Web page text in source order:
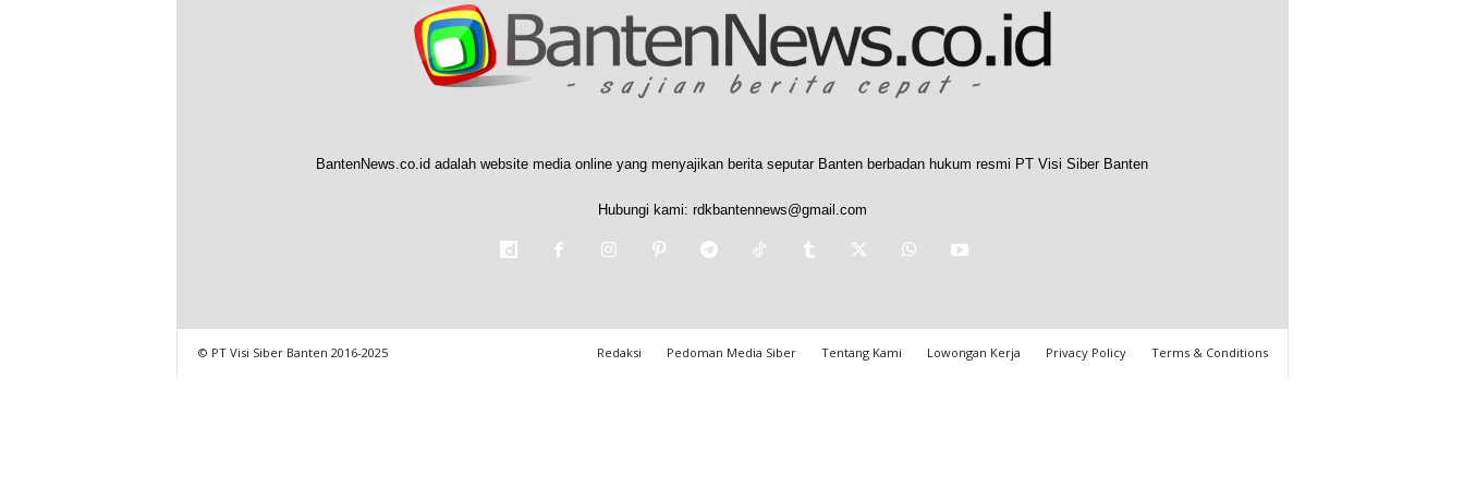
BantenNews.co.id adalah website media online yang menyajikan berita seputar Banten berbadan hukum resmi PT Visi Siber Banten
Hubungi kami: rdkbantennews@gmail.com
Redaksi Pedoman Media Siber Tentang Kami Lowongan Kerja Privacy Policy Terms & Conditions
© PT Visi Siber Banten 2016-2025